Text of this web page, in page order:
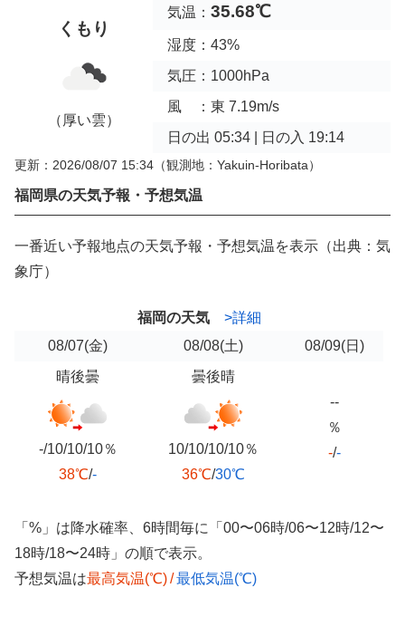
くもり
（厚い雲）
気温： 35.68℃
湿度：43%
気圧：1000hPa
風 ：東 7.19m/s
日の出 05:34 | 日の入 19:14
更新：2026/08/07 15:34 （観測地：Yakuin-Horibata）
福岡県の天気予報・予想気温
一番近い予報地点の天気予報・予想気温を表示（出典：気
象庁）
福岡の天気
>詳細
08/07(金) 08/08(土) 08/09(日)
晴後曇
-/10/10/10％
38℃/-
曇後晴
10/10/10/10％
36℃/30℃
--
％
-/-
「%」は降水確率、6時間毎に「00〜06時/06〜12時/12〜
18時/18〜24時」の順で表示。
予想気温は最高気温(℃)/最低気温(℃)